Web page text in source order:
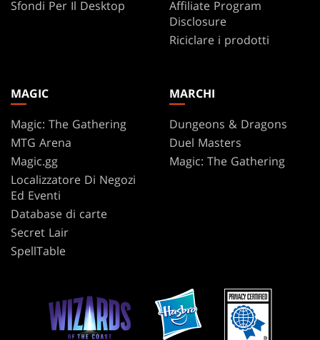
Sfondi Per Il Desktop
Affiliate Program
Disclosure
Riciclare i prodotti
MAGIC
Magic: The Gathering
MTG Arena
Magic.gg
Localizzatore Di Negozi
Ed Eventi
Database di carte
Secret Lair
SpellTable
MARCHI
Dungeons & Dragons
Duel Masters
Magic: The Gathering